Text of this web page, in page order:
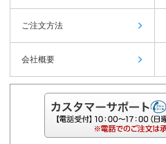
ご注文方法
会社概要